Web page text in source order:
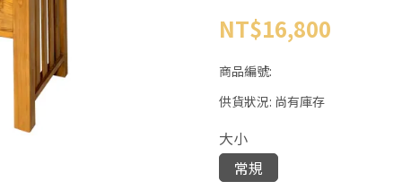
NT$16,800
商品編號:
供貨狀況: 尚有庫存
大小
常規